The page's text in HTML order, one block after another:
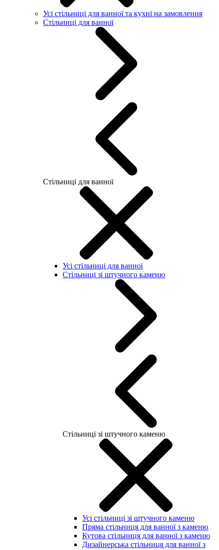
Усі стільниці для ванної та кухні на замовлення
Стільниці для ванної
Стільниці для ванної
Усі стільниці для ванної
Стільниці зі штучного каменю
Стільниці зі штучного каменю
Усі стільниці зі штучного каменю
Пряма стільниця для ванної з каменю
Кутова стільниця для ванної з каменю
Дизайнерська стільниця для ванної з